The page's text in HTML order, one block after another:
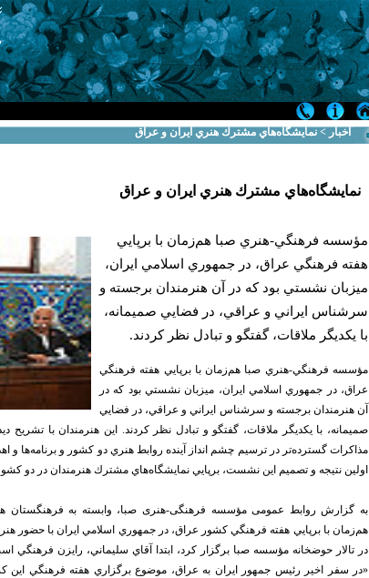
اخبار > نمايشگاه‌هاي مشترك هنري ايران و عراق
نمايشگاه‌هاي مشترك هنري ايران و عراق
مؤسسه فرهنگي-هنري صبا هم‌زمان با برپايي
هفته فرهنگي عراق، در جمهوري اسلامي ايران،
ميزبان نشستي بود كه در آن هنرمندان برجسته و
سرشناس ايراني و عراقي، در فضايي صميمانه،
با يكديگر ملاقات، گفتگو و تبادل نظر كردند.
مؤسسه فرهنگي-هنري صبا هم‌زمان با برپايي هفته فرهنگي
عراق، در جمهوري اسلامي ايران، ميزبان نشستي بود كه در
آن هنرمندان برجسته و سرشناس ايراني و عراقي، در فضايي
صميمانه، با يكديگر ملاقات، گفتگو و تبادل نظر كردند. اين هنرمندان با تشريح
مذاكرات گسترده‌تر در ترسيم چشم انداز آينده روابطهنري دو كشور و برنامه‌ها و
اولين نتيجه و تصميم اين نشست، برپايي نمايشگاه‌هاي مشترك هنرمندان در دو
به گزارش روابط عمومی مؤسسه فرهنگی-هنری صبا، وابسته به
هم‌زمان با برپايي هفته فرهنگي كشور عراق، در جمهوري اسلامي ايران با حضور
در تالار حوضخانه مؤسسه صبا برگزار كرد، ابتدا آقاي سليماني، رايزن فرهنگي
«در سفر اخير رئيس جمهور ايران به عراق، موضوع برگزاري هفته فرهنگي اين